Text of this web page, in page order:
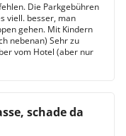
Die Parkgebühren
viell. besser, man
gehen. Mit Kindern
nebenan) Sehr zu
vom Hotel (aber nur
schade da